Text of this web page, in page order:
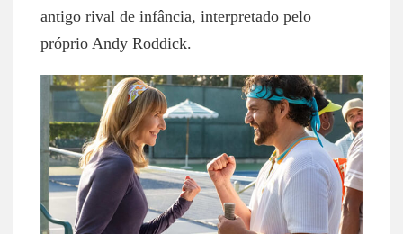
antigo rival de infância, interpretado pelo
próprio Andy Roddick.